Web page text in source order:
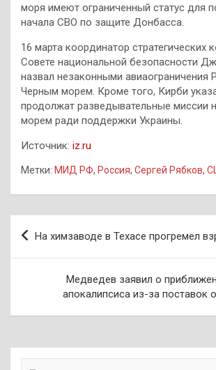
моря имеют ограниченный статус для
начала СВО по защите Донбасса.
16 марта координатор стратегических
Совете национальной безопасности
назвал незаконными авиаограничения
Черным морем. Кроме того, Кирби
продолжат разведывательные миссии
морем ради поддержки Украины.
Источник: iz.ru
Метки: МИД РФ, Россия, Сергей Рябков,
Навигация
по
На химзаводе в Техасе прогремел
Медведев заявил о
апокалипсиса из-за поставок